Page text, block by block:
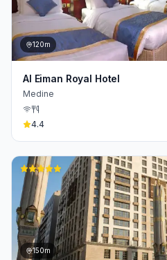
120m
Al Eiman Royal Hotel
Medine
4.4
150m